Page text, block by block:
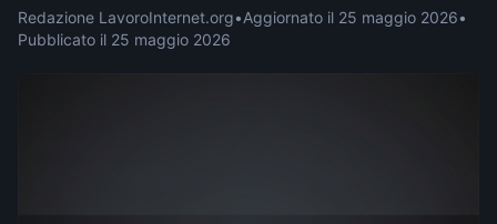
Redazione LavoroInternet.org•Aggiornato il 25 maggio 2026•
Pubblicato il 25 maggio 2026